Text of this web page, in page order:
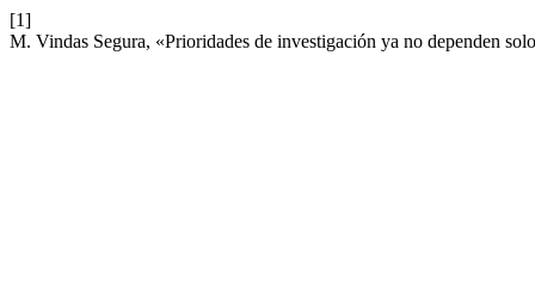
[1]
M. Vindas Segura, «Prioridades de investigación ya no dependen